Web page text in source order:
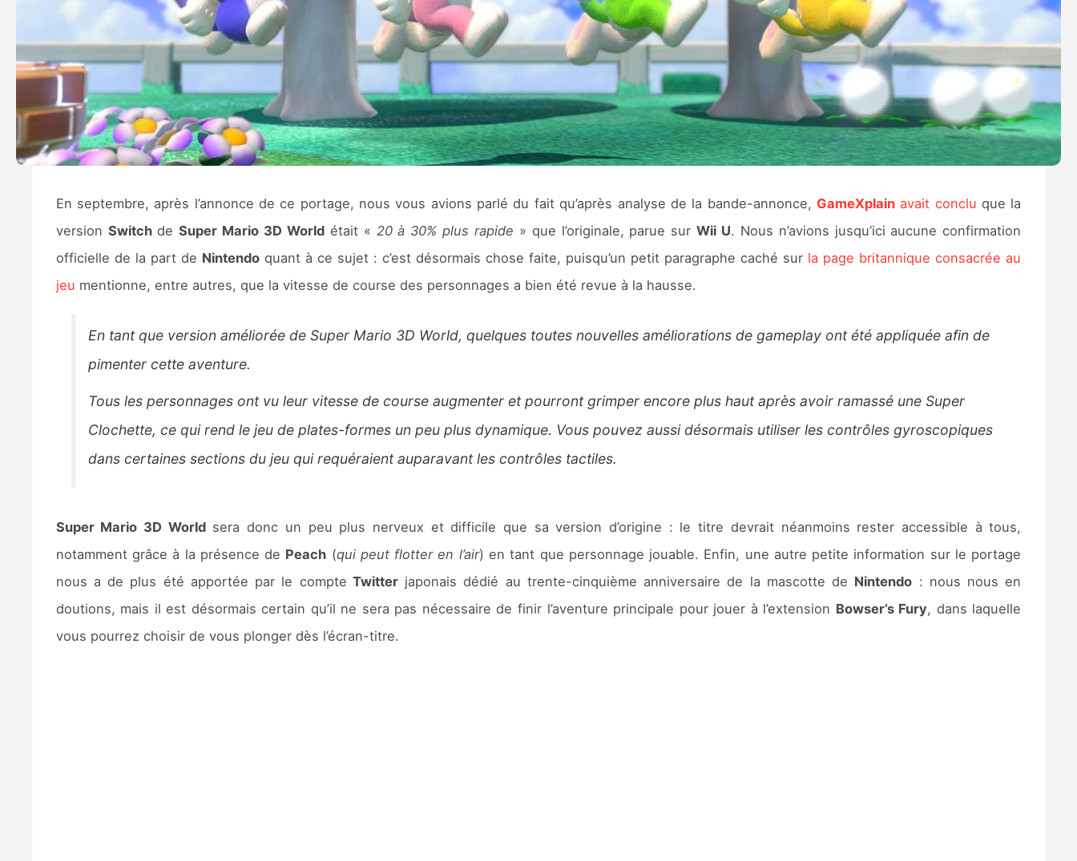
En septembre, après l’annonce de ce portage, nous vous avions parlé du fait qu’après analyse de la bande-annonce, GameXplainavait conclu que la
version SwitchdeSuper Mario 3D Worldétait « 20 à 30% plus rapide » que l’originale, parue surWii U. Nous n’avions jusqu’ici aucune confirmation
officielle de la part de Nintendoquant à ce sujet : c’est désormais chose faite, puisqu’un petit paragraphe caché sur la page britannique consacrée au
jeu mentionne, entre autres, que la vitesse de course des personnages a bien été revue à la hausse.
En tant que version améliorée de Super Mario 3D World, quelques toutes nouvelles améliorations de gameplay ont été appliquée afin de
pimenter cette aventure.
Tous les personnages ont vu leur vitesse de course augmenter et pourront grimper encore plus haut après avoir ramassé une Super
Clochette, ce qui rend le jeu de plates-formes un peu plus dynamique. Vous pouvez aussi désormais utiliser les contrôles gyroscopiques
dans certaines sections du jeu qui requéraient auparavant les contrôles tactiles.
Super Mario 3D Worldsera donc un peu plus nerveux et difficile que sa version d’origine : le titre devrait néanmoins rester accessible à tous,
notamment grâce à la présence de Peach (qui peut flotter en l’air) en tant que personnage jouable. Enfin, une autre petite information sur le portage
nous a de plus été apportée par le compte Twitterjaponais dédié au trente-cinquième anniversaire de la mascotte de Nintendo : nous nous en
doutions, mais il est désormais certain qu’il ne sera pas nécessaire de finir l’aventure principale pour jouer à l’extension Bowser’s Fury, dans laquelle
vous pourrez choisir de vous plonger dès l’écran-titre.